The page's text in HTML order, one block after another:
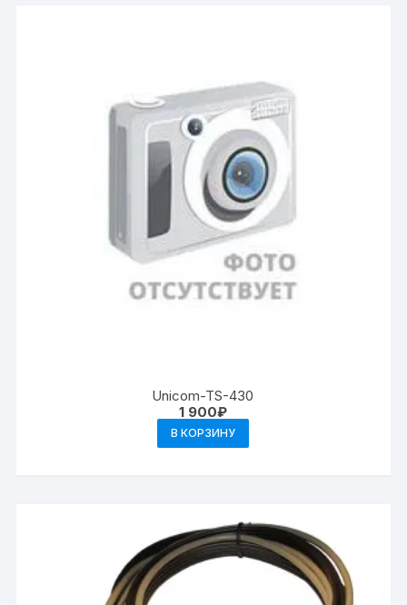
Unicom-TS-430
1 900₽
В КОРЗИНУ